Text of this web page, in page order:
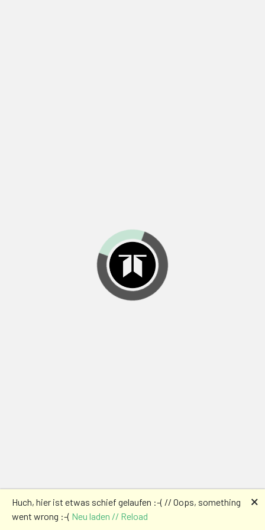
Huch, hier ist etwas schief gelaufen :-( // Oops, something
went wrong :-( Neu laden // Reload
🗙